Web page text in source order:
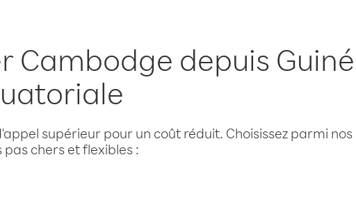
Cambodge depuis
supérieur pour un coût réduit. Choisissez parmi
pas chers et flexibles :